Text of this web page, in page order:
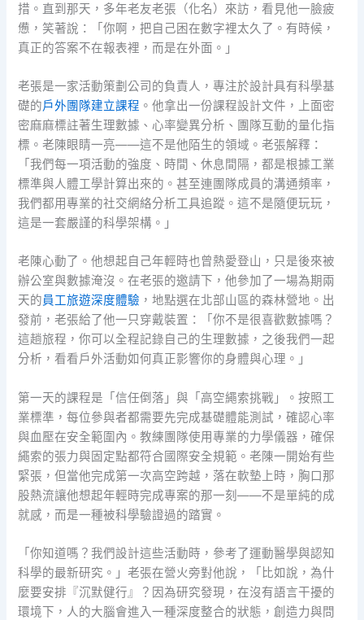
措。直到那天，多年老友老張（化名）來訪，看見他一臉疲
憊，笑著說：「你啊，把自己困在數字裡太久了。有時候，
真正的答案不在報表裡，而是在外面。」
老張是一家活動策劃公司的負責人，專注於設計具有科學基
礎的戶外團隊建立課程 。他拿出一份課程設計文件，上面密
密麻麻標註著生理數據、心率變異分析、團隊互動的量化指
標。老陳眼睛一亮——這不是他陌生的領域。老張解釋：
「我們每一項活動的強度、時間、休息間隔，都是根據工業
標準與人體工學計算出來的。甚至連團隊成員的溝通頻率，
我們都用專業的社交網絡分析工具追蹤。這不是隨便玩玩，
這是一套嚴謹的科學架構。」
老陳心動了。他想起自己年輕時也曾熱愛登山，只是後來被
辦公室與數據淹沒。在老張的邀請下，他參加了一場為期兩
天的員工旅遊深度體驗 ，地點選在北部山區的森林營地。出
發前，老張給了他一只穿戴裝置：「你不是很喜歡數據嗎？
這趟旅程，你可以全程記錄自己的生理數據，之後我們一起
分析，看看戶外活動如何真正影響你的身體與心理。」
第一天的課程是「信任倒落」與「高空繩索挑戰」。按照工
業標準，每位參與者都需要先完成基礎體能測試，確認心率
與血壓在安全範圍內。教練團隊使用專業的力學儀器，確保
繩索的張力與固定點都符合國際安全規範。老陳一開始有些
緊張，但當他完成第一次高空跨越，落在軟墊上時，胸口那
股熱流讓他想起年輕時完成專案的那一刻——不是單純的成
就感，而是一種被科學驗證過的踏實。
「你知道嗎？我們設計這些活動時，參考了運動醫學與認知
科學的最新研究。」老張在營火旁對他說，「比如說，為什
麼要安排『沉默健行』？因為研究發現，在沒有語言干擾的
環境下，人的大腦會進入一種深度整合的狀態，創造力與問